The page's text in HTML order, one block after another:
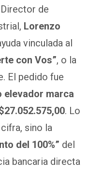
de
Lorenzo
vinculada al
con Vos”, o la
El pedido fue
elevador marca
. Lo
sino la
del 100%” del
bancaria directa